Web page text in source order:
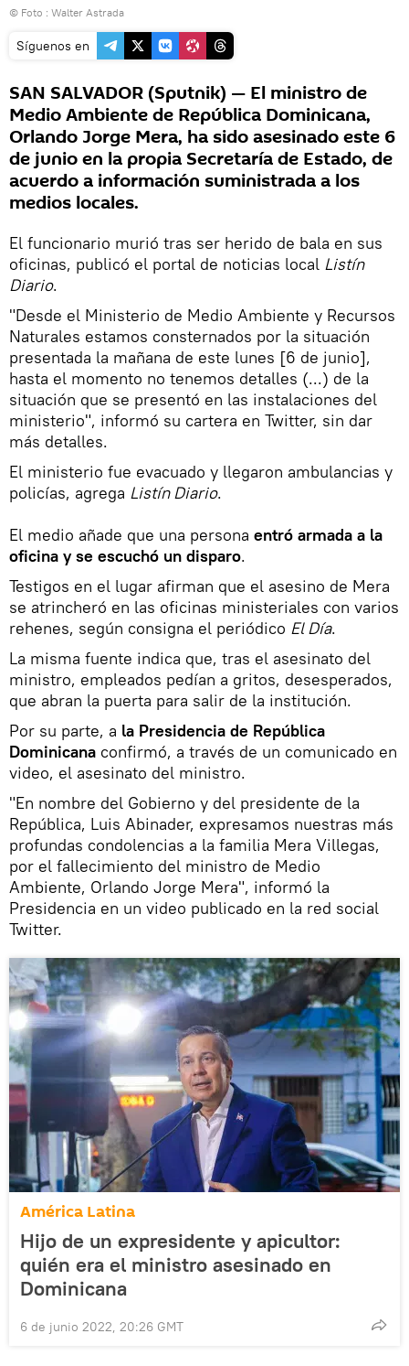
© Foto : Walter Astrada
Síguenos en
SAN SALVADOR (Sputnik) — El ministro de
Medio Ambiente de República Dominicana,
Orlando Jorge Mera, ha sido asesinado este 6
de junio en la propia Secretaría de Estado, de
acuerdo a información suministrada a los
medios locales.
El funcionario murió tras ser herido de bala en sus
oficinas, publicó el portal de noticias local Listín
Diario.
"Desde el Ministerio de Medio Ambiente y Recursos
Naturales estamos consternados por la situación
presentada la mañana de este lunes [6 de junio],
hasta el momento no tenemos detalles (...) de la
situación que se presentó en las instalaciones del
ministerio", informó su cartera en Twitter, sin dar
más detalles.
El ministerio fue evacuado y llegaron ambulancias y
policías, agrega Listín Diario.
El medio añade que una persona entró armada a la
oficina y se escuchó un disparo.
Testigos en el lugar afirman que el asesino de Mera
se atrincheró en las oficinas ministeriales con varios
rehenes, según consigna el periódico El Día.
La misma fuente indica que, tras el asesinato del
ministro, empleados pedían a gritos, desesperados,
que abran la puerta para salir de la institución.
Por su parte, a la Presidencia de República
Dominicana confirmó, a través de un comunicado en
video, el asesinato del ministro.
"En nombre del Gobierno y del presidente de la
República, Luis Abinader, expresamos nuestras más
profundas condolencias a la familia Mera Villegas,
por el fallecimiento del ministro de Medio
Ambiente, Orlando Jorge Mera", informó la
Presidencia en un video publicado en la red social
Twitter.
América Latina
Hijo de un expresidente y apicultor:
quién era el ministro asesinado en
Dominicana
6 de junio 2022, 20:26 GMT